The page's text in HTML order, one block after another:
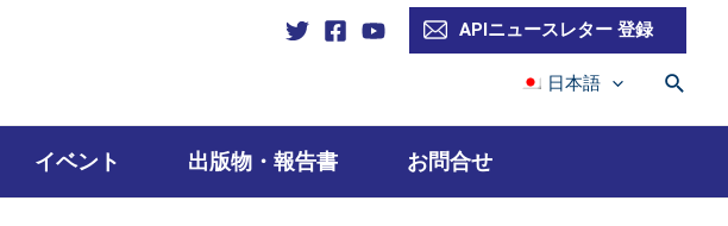
APIニュースレター 登録
日本語
検
イベント 出版物・報告書 お問合せ